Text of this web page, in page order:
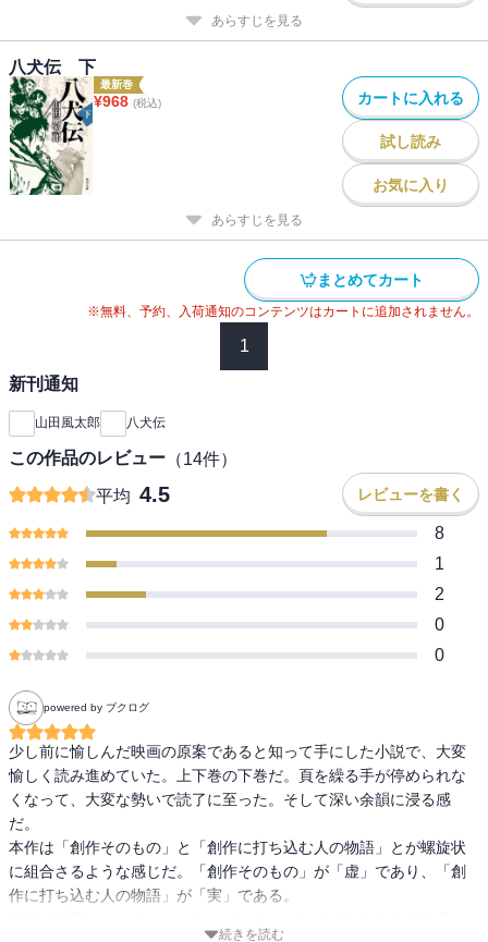
あらすじを見る
八犬伝 下
最新巻
¥968 (税込) カートに入れる
試し読み
お気に入り
あらすじを見る
まとめてカート
※無料、予約、入荷通知のコンテンツはカートに追加されません。
1
新刊通知
山田風太郎 八犬伝
この作品のレビュー （14件）
平均 4.5 レビューを書く
8
1
2
0
0
powered by ブクログ
少し前に愉しんだ映画の原案であると知って手にした小説で、大変
愉しく読み進めていた。上下巻の下巻だ。頁を繰る手が停められな
くなって、大変な勢いで読了に至った。そして深い余韻に浸る感
だ。
本作は「創作そのもの」と「創作に打ち込む人の物語」とが螺旋状
に組合さるような感じだ。「創作そのもの」が「虚」であり、「創
作に打ち込む人の物語」が「実」である。
続きを読む